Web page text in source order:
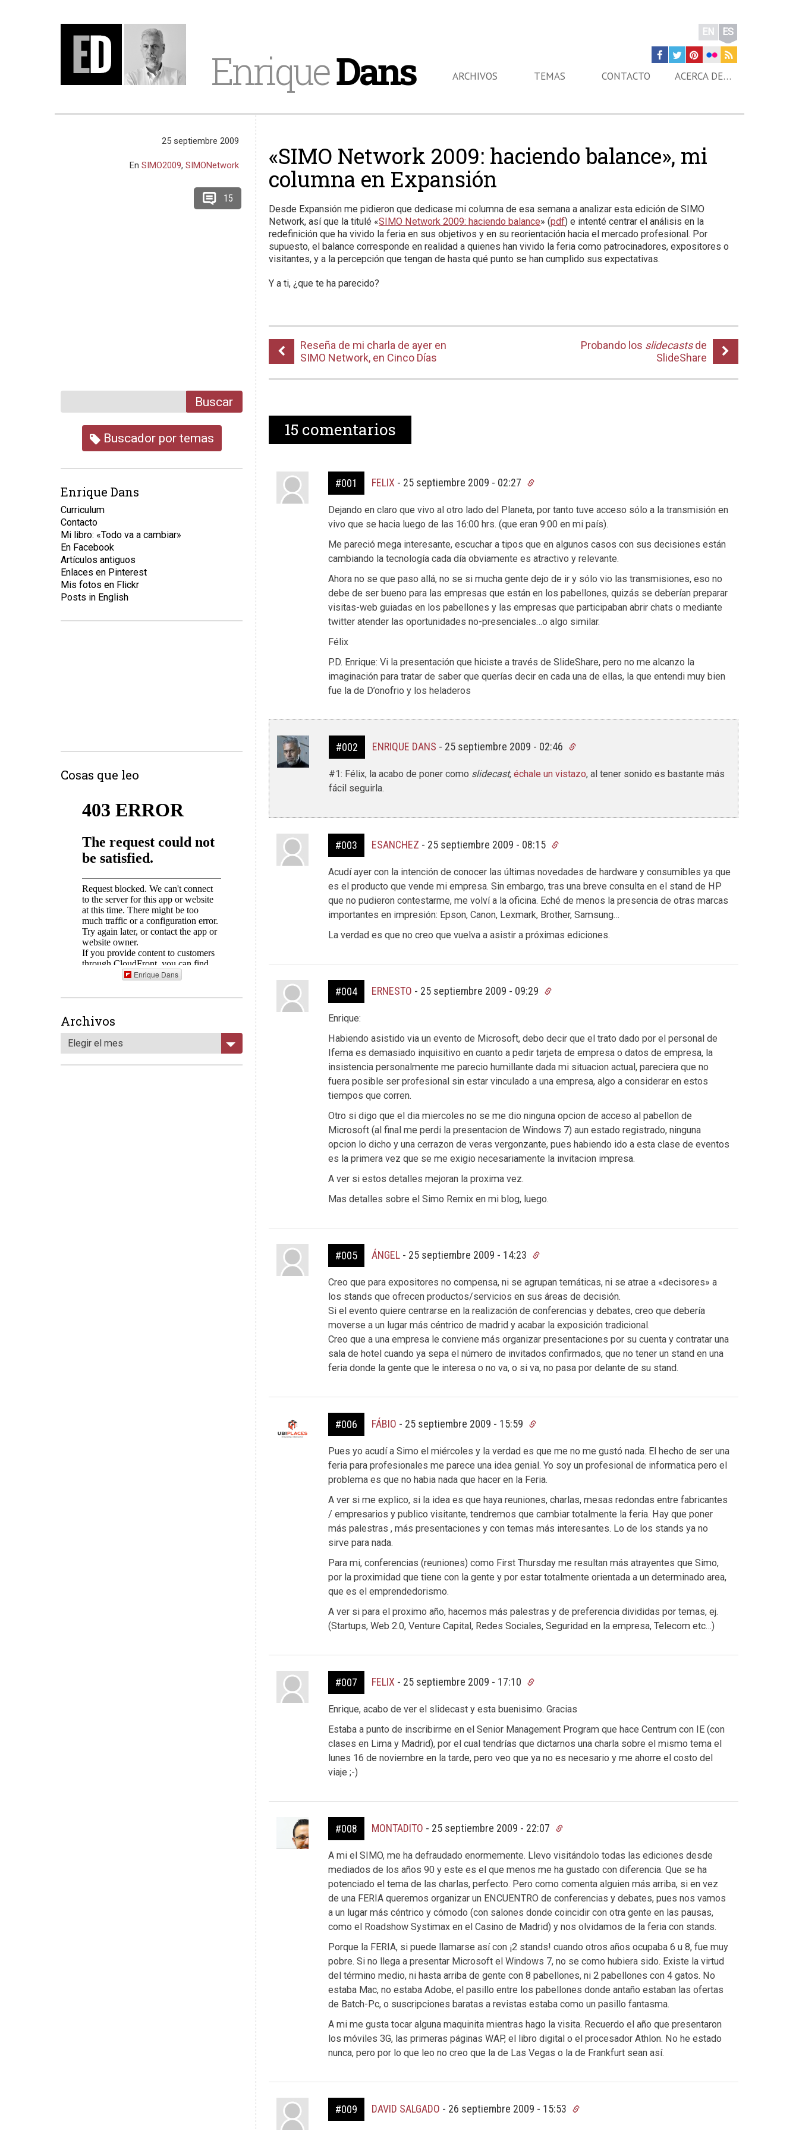
EnriqueDans
EN ES
ARCHIVOS TEMAS CONTACTO ACERCA DE…
«SIMO Network 2009: haciendo balance», mi
columna en Expansión
Desde Expansión me pidieron que dedicase mi columna de esa semana a analizar esta edición de SIMO
Network, así que la titulé «SIMO Network 2009: haciendo balance» (pdf) e intenté centrar el análisis en la
redefinición que ha vivido la feria en sus objetivos y en su reorientación hacia el mercado profesional. Por
supuesto, el balance corresponde en realidad a quienes han vivido la feria como patrocinadores, expositores o
visitantes, y a la percepción que tengan de hasta qué punto se han cumplido sus expectativas.
Y a ti, ¿que te ha parecido?
Reseña de mi charla de ayer en
SIMO Network, en Cinco Días
Probando los slidecastsde
SlideShare
15 comentarios
#001 FELIX - 25 septiembre 2009 - 02:27
Dejando en claro que vivo al otro lado del Planeta, por tanto tuve acceso sólo a la transmisión en
vivo que se hacia luego de las 16:00 hrs. (que eran 9:00 en mi país).
Me pareció mega interesante, escuchar a tipos que en algunos casos con sus decisiones están
cambiando la tecnología cada día obviamente es atractivo y relevante.
Ahora no se que paso allá, no se si mucha gente dejo de ir y sólo vio las transmisiones, eso no
debe de ser bueno para las empresas que están en los pabellones, quizás se deberían preparar
visitas-web guiadas en los pabellones y las empresas que participaban abrir chats o mediante
twitter atender las oportunidades no-presenciales…o algo similar.
Félix
P.D. Enrique: Vi la presentación que hiciste a través de SlideShare, pero no me alcanzo la
imaginación para tratar de saber que querías decir en cada una de ellas, la que entendi muy bien
fue la de D’onofrio y los heladeros
#002 ENRIQUE DANS - 25 septiembre 2009 - 02:46
#1: Félix, la acabo de poner como slidecast, échale un vistazo, al tener sonido es bastante más
fácil seguirla.
#003 ESANCHEZ - 25 septiembre 2009 - 08:15
Acudí ayer con la intención de conocer las últimas novedades de hardware y consumibles ya que
es el producto que vende mi empresa. Sin embargo, tras una breve consulta en el stand de HP
que no pudieron contestarme, me volví a la oficina. Eché de menos la presencia de otras marcas
importantes en impresión: Epson, Canon, Lexmark, Brother, Samsung…
La verdad es que no creo que vuelva a asistir a próximas ediciones.
#004 ERNESTO - 25 septiembre 2009 - 09:29
Enrique:
Habiendo asistido via un evento de Microsoft, debo decir que el trato dado por el personal de
Ifema es demasiado inquisitivo en cuanto a pedir tarjeta de empresa o datos de empresa, la
insistencia personalmente me parecio humillante dada mi situacion actual, pareciera que no
fuera posible ser profesional sin estar vinculado a una empresa, algo a considerar en estos
tiempos que corren.
Otro si digo que el dia miercoles no se me dio ninguna opcion de acceso al pabellon de
Microsoft (al final me perdi la presentacion de Windows 7) aun estado registrado, ninguna
opcion lo dicho y una cerrazon de veras vergonzante, pues habiendo ido a esta clase de eventos
es la primera vez que se me exigio necesariamente la invitacion impresa.
A ver si estos detalles mejoran la proxima vez.
Mas detalles sobre el Simo Remix en mi blog, luego.
#005 ÁNGEL- 25 septiembre 2009 - 14:23
Creo que para expositores no compensa, ni se agrupan temáticas, ni se atrae a «decisores» a
los stands que ofrecen productos/servicios en sus áreas de decisión.
Si el evento quiere centrarse en la realización de conferencias y debates, creo que debería
moverse a un lugar más céntrico de madrid y acabar la exposición tradicional.
Creo que a una empresa le conviene más organizar presentaciones por su cuenta y contratar una
sala de hotel cuando ya sepa el número de invitados confirmados, que no tener un stand en una
feria donde la gente que le interesa o no va, o si va, no pasa por delante de su stand.
#006 FÁBIO - 25 septiembre 2009 - 15:59
Pues yo acudí a Simo el miércoles y la verdad es que me no me gustó nada. El hecho de ser una
feria para profesionales me parece una idea genial. Yo soy un profesional de informatica pero el
problema es que no habia nada que hacer en la Feria.
A ver si me explico, si la idea es que haya reuniones, charlas, mesas redondas entre fabricantes
/ empresarios y publico visitante, tendremos que cambiar totalmente la feria. Hay que poner
más palestras , más presentaciones y con temas más interesantes. Lo de los stands ya no
sirve para nada.
Para mi, conferencias (reuniones) como First Thursday me resultan más atrayentes que Simo,
por la proximidad que tiene con la gente y por estar totalmente orientada a un determinado area,
que es el emprendedorismo.
A ver si para el proximo año, hacemos más palestras y de preferencia divididas por temas, ej.
(Startups, Web 2.0, Venture Capital, Redes Sociales, Seguridad en la empresa, Telecom etc…)
#007 FELIX - 25 septiembre 2009 - 17:10
Enrique, acabo de ver el slidecast y esta buenisimo. Gracias
Estaba a punto de inscribirme en el Senior Management Program que hace Centrum con IE (con
clases en Lima y Madrid), por el cual tendrías que dictarnos una charla sobre el mismo tema el
lunes 16 de noviembre en la tarde, pero veo que ya no es necesario y me ahorre el costo del
viaje ;-)
#008 MONTADITO - 25 septiembre 2009 - 22:07
A mi el SIMO, me ha defraudado enormemente. Llevo visitándolo todas las ediciones desde
mediados de los años 90 y este es el que menos me ha gustado con diferencia. Que se ha
potenciado el tema de las charlas, perfecto. Pero como comenta alguien más arriba, si en vez
de una FERIA queremos organizar un ENCUENTRO de conferencias y debates, pues nos vamos
a un lugar más céntrico y cómodo (con salones donde coincidir con otra gente en las pausas,
como el Roadshow Systimax en el Casino de Madrid) y nos olvidamos de la feria con stands.
Porque la FERIA, si puede llamarse así con ¡2 stands! cuando otros años ocupaba 6 u 8, fue muy
pobre. Si no llega a presentar Microsoft el Windows 7, no se como hubiera sido. Existe la virtud
del término medio, ni hasta arriba de gente con 8 pabellones, ni 2 pabellones con 4 gatos. No
estaba Mac, no estaba Adobe, el pasillo entre los pabellones donde antaño estaban las ofertas
de Batch-Pc, o suscripciones baratas a revistas estaba como un pasillo fantasma.
A mi me gusta tocar alguna maquinita mientras hago la visita. Recuerdo el año que presentaron
los móviles 3G, las primeras páginas WAP, el libro digital o el procesador Athlon. No he estado
nunca, pero por lo que leo no creo que la de Las Vegas o la de Frankfurt sean así.
#009 DAVID SALGADO - 26 septiembre 2009 - 15:53
25 septiembre 2009
EnSIMO2009,SIMONetwork
15
Buscar
Buscador por temas
Enrique Dans
Curriculum
Contacto
Mi libro: «Todo va a cambiar»
En Facebook
Artículos antiguos
Enlaces en Pinterest
Mis fotos en Flickr
Posts in English
Cosas que leo
Enrique Dans
Archivos
Elegir el mes